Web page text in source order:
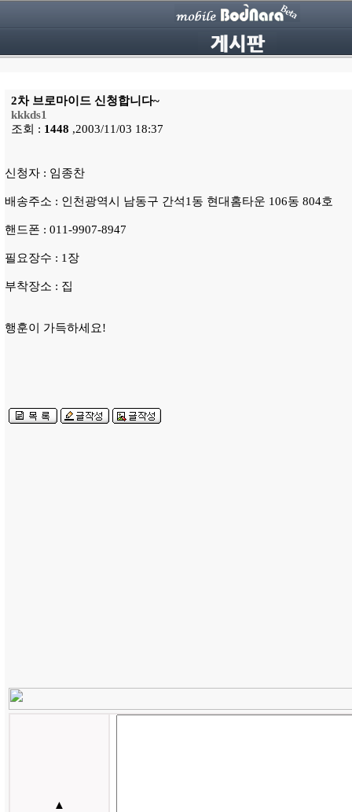
2차 브로마이드 신청합니다~
kkkds1
조회 : 1448 ,2003/11/03 18:37
신청자 : 임종찬
배송주소 : 인천광역시 남동구 간석1동 현대홈타운 106동 804호
핸드폰 : 011-9907-8947
필요장수 : 1장
부착장소 : 집
행훈이 가득하세요!
▲